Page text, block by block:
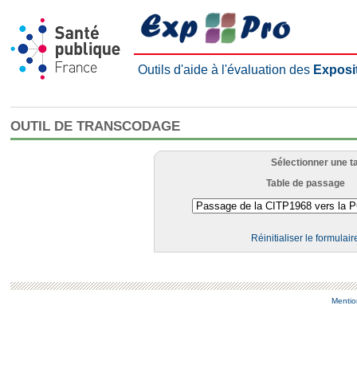
Outils d'aide à l'évaluation des
OUTIL DE TRANSCODAGE
Sélectionner une
Table de passage
Réinitialiser le